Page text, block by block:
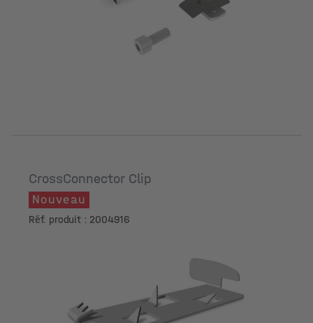
CrossConnector Clip
Nouveau
Réf. produit : 2004916